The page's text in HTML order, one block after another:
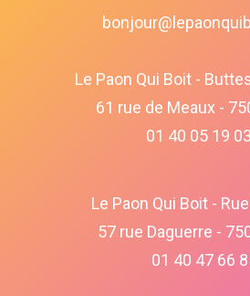
Le Paon Qui Boit -
61 rue de Meaux -
01 40 05 19 03
Le Paon Qui Boit -
57 rue Daguerre -
01 40 47 66